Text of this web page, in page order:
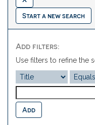
Start a new search
Add filters:
Use filters to refine the